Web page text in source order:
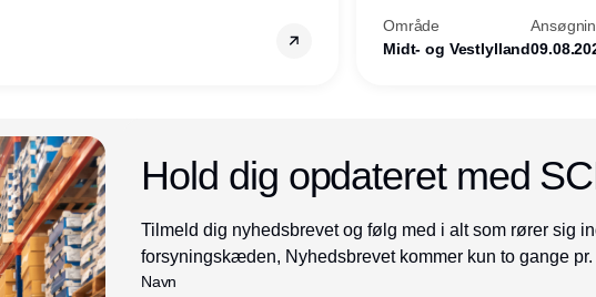
og
Område
Midt- og Vestlylland
Hold dig opdateret med
Tilmeld dig nyhedsbrevet og følg med i alt som rører sig
forsyningskæden, Nyhedsbrevet kommer kun to gange pr.
Navn